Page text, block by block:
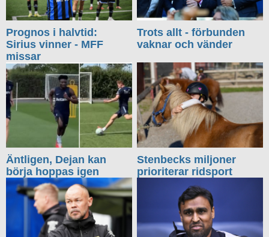
Prognos i halvtid:
Sirius vinner - MFF
missar
Trots allt - förbunden
vaknar och vänder
Äntligen, Dejan kan
börja hoppas igen
Stenbecks miljoner
prioriterar ridsport